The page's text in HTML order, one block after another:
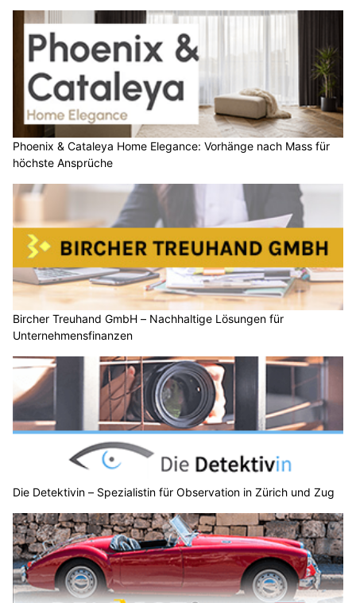
Phoenix & Cataleya Home Elegance: Vorhänge nach Mass für
höchste Ansprüche
Bircher Treuhand GmbH – Nachhaltige Lösungen für
Unternehmensfinanzen
Die Detektivin – Spezialistin für Observation in Zürich und Zug